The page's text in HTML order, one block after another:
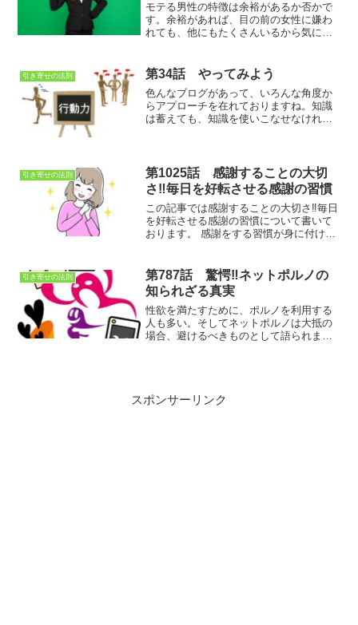
モテる男性の特徴は余裕があるか否かで
す。余裕があれば、目の前の女性に嫌わ
れても、他にもたくさんいるから気にし
とは思わない
引き寄せの法則 第34話 やってみよう
色んなブログがあって、いろんな角度か
らアプローチを在れておりますね。知識
は蓄えても、知識を使いこなせなけれ
引き寄せの法則
第1025話 感謝することの大切
さ‼毎日を好転させる感謝の習慣
この記事では感謝することの大切さ‼毎日
を好転させる感謝の習慣に ついて書いて
おります。 感謝をする習慣が身に付けば
ばかり言っている人は、マイナスな面し
か見ることができず、ネガティブな思考
になりがちです
引き寄せの法則
第787話 驚愕‼ネットポルノの
知られざる真実
性欲を満たすために、ポルノを利用する
人も多い。そしてネットポルノは大抵の
場合、避けるべきものとして語られま
スポンサーリンク